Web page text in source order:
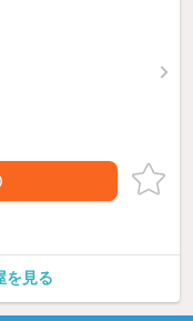
を見る